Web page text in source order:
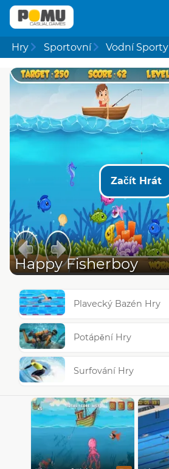
Hry Sportovní Vodní Sporty
Začít Hrát
Happy Fisherboy
Plavecký Bazén Hry
Potápění Hry
Surfování Hry